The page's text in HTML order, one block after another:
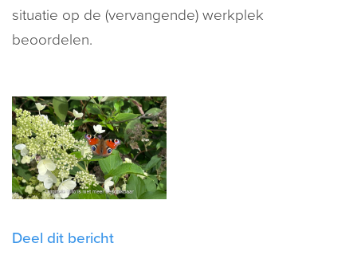
situatie op de (vervangende) werkplek
beoordelen.
Deel dit bericht